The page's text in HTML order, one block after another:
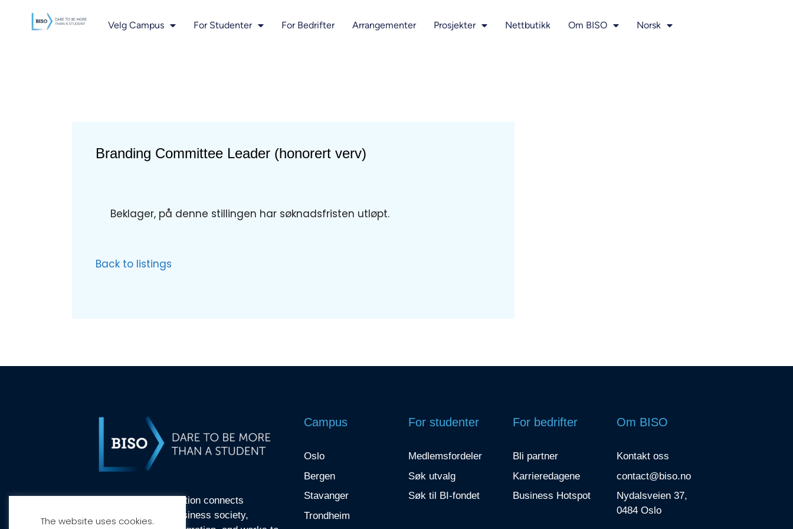
innholdet
Velg Campus For Studenter For Bedrifter Arrangementer Prosjekter Nettbutikk Om BISO Norsk
Branding Committee Leader (honorert verv)
Beklager, på denne stillingen har søknadsfristen utløpt.
Back to listings
BI Student Organisation connects
students and the business society,
Campus
Oslo
Bergen
Stavanger
Trondheim
For studenter
Medlemsfordeler
Søk utvalg
Søk til BI-fondet
For bedrifter
Bli partner
Karrieredagene
Business Hotspot
Om BISO
Kontakt oss
contact@biso.no
Nydalsveien 37,
0484 Oslo
The website uses cookies.